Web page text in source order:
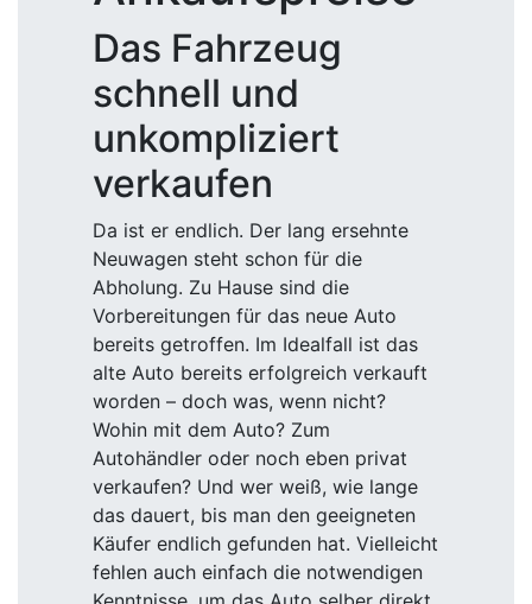
Das Fahrzeug
schnell und
unkompliziert
verkaufen
Da ist er endlich. Der lang ersehnte
Neuwagen steht schon für die
Abholung. Zu Hause sind die
Vorbereitungen für das neue Auto
bereits getroffen. Im Idealfall ist das
alte Auto bereits erfolgreich verkauft
worden – doch was, wenn nicht?
Wohin mit dem Auto? Zum
Autohändler oder noch eben privat
verkaufen? Und wer weiß, wie lange
das dauert, bis man den geeigneten
Käufer endlich gefunden hat. Vielleicht
fehlen auch einfach die notwendigen